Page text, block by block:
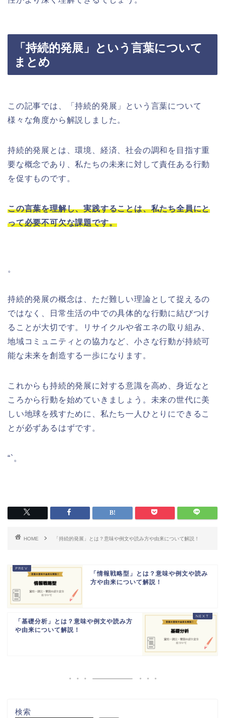
「持続的発展」という言葉について
まとめ
この記事では、「持続的発展」という言葉について
様々な角度から解説しました。
持続的発展とは、環境、経済、社会の調和を目指す重
要な概念であり、私たちの未来に対して責任ある行動
を促すものです。
この言葉を理解し、実践することは、私たち全員にと
って必要不可欠な課題です。
。
持続的発展の概念は、ただ難しい理論として捉えるの
ではなく、日常生活の中での具体的な行動に結びつけ
ることが大切です。リサイクルや省エネの取り組み、
地域コミュニティとの協力など、小さな行動が持続可
能な未来を創造する一歩になります。
これからも持続的発展に対する意識を高め、身近なと
ころから行動を始めていきましょう。未来の世代に美
しい地球を残すために、私たち一人ひとりにできるこ
とが必ずあるはずです。
“`。
HOME 「持続的発展」とは？意味や例文や読み方や由来について解説！
「情報戦略型」とは？意味や例文や読み
方や由来について解説！
「基礎分析」とは？意味や例文や読み方
や由来について解説！
検索